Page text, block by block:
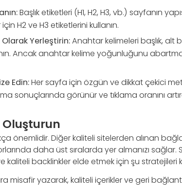
Başlık etiketleri (H1, H2, H3, vb.) sayfanın
H2 ve H3 etiketlerini kullanın.
Yerleştirin:Anahtar kelimeleri başlık, alt
Ancak anahtar kelime yoğunluğunu
Edin:Her sayfa için özgün ve dikkat çekici
sonuçlarında görünür ve tıklama oranını
önemlidir. Diğer kaliteli sitelerden alınan
daha üst sıralarda yer almanızı sağlar.
kaliteli backlinkler elde etmek için şu stratejileri
misafir yazarak, kaliteli içerikler ve geri